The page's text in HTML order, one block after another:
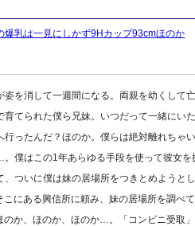
爆乳は一見にしかず9Hカップ93cmほのか
姿を消して一週間になる。両親を幼くして
育てられた僕ら兄妹。いつだって一緒にい
行ったんだ？ほのか。僕らは絶対離れちゃ
僕はこの1年あらゆる手段を使って彼女を
、ついに僕は妹の居場所をつきとめようと
にある興信所に頼み、妹の居場所を調べ
のか、ほのか、ほのか…。「コンビニ受取